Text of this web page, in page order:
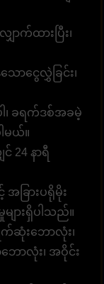
ာက်ထားပြီး၊
ောငွေလွှဲခြင်း၊
ခရက်ဒစ်အခမဲ့
မယ်။
24 နာရီ
အခြားပရိုမိုး
များရှိပါသည်။
ဆုံးဘောလုံး၊
ာလုံး၊ အဝိုင်း